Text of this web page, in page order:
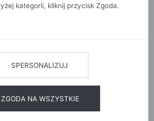
kategorii, kliknij przycisk Zgoda.
SPERSONALIZUJ
ZGODA NA WSZYSTKIE